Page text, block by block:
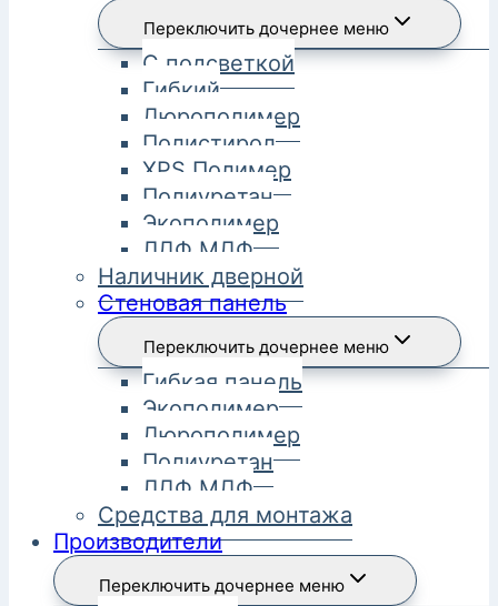
Переключить дочернее меню
С подсветкой
Гибкий
Дюрополимер
Полистирол
XPS Полимер
Полиуретан
Экополимер
ЛДФ МДФ
Наличник дверной
Стеновая панель
Переключить дочернее меню
Гибкая панель
Экополимер
Дюрополимер
Полиуретан
ЛДФ МДФ
Средства для монтажа
Производители
Переключить дочернее меню